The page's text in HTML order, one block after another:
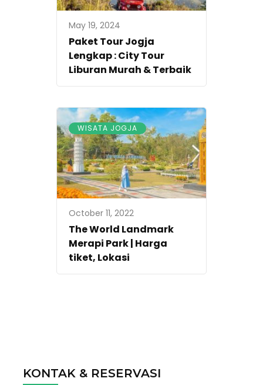
May 19, 2024
Paket Tour Jogja
Lengkap : City Tour
Liburan Murah & Terbaik
WISATA JOGJA
October 11, 2022
The World Landmark
Merapi Park | Harga
tiket, Lokasi
KONTAK & RESERVASI